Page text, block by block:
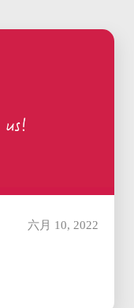
六月 10, 2022